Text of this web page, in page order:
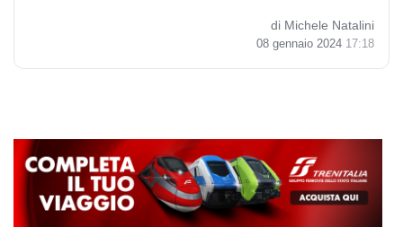
di Michele Natalini
08 gennaio 2024 17:18